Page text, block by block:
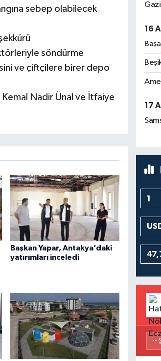
sebep olabilecek
söndürme
ve çiftçilere birer depo
Kemal Nadir Ünal ve İtfaiye
Başkan Yapar, Antakya’daki
yatırımları inceledi
16
17